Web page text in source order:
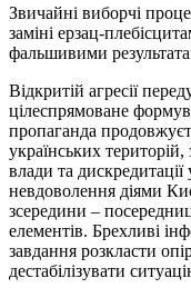
Звичайні виборчі
заміні ерзац-
фальшивими
Відкритій агресії
цілеспрямоване
пропаганда
українських
влади та дискредитації
невдоволення діями
зсередини –
елементів. Брехливі
завдання розкласти
дестабілізувати